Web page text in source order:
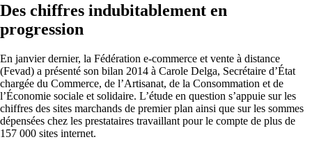
Des chiffres indubitablement en
progression
En janvier dernier, la Fédération e-commerce et vente à distance
(Fevad) a présenté son bilan 2014 à Carole Delga, Secrétaire d’État
chargée du Commerce, de l’Artisanat, de la Consommation et de
l’Économie sociale et solidaire. L’étude en question s’appuie sur les
chiffres des sites marchands de premier plan ainsi que sur les sommes
dépensées chez les prestataires travaillant pour le compte de plus de
157 000 sites internet.